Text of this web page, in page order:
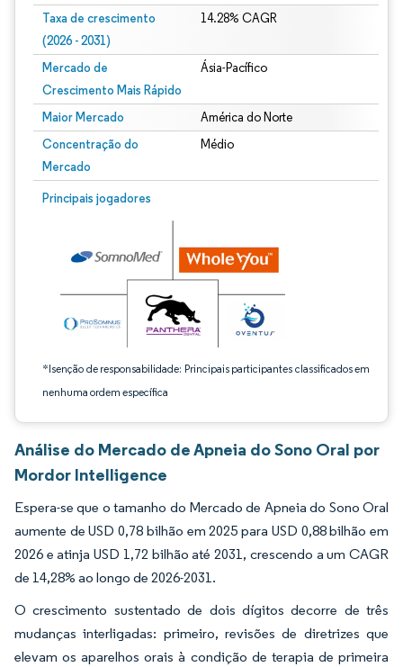
Taxa de crescimento
(2026 - 2031)
14.28% CAGR
Mercado de
Crescimento Mais Rápido
Ásia-Pacífico
Maior Mercado América do Norte
Concentração do
Mercado
Médio
Principais jogadores
*Isenção de responsabilidade: Principais participantes classificados em
nenhuma ordem específica
Imagem © Mordor Intelligence. O reuso requer atribuição conforme CC BY 4.0.
Análise do Mercado de Apneia do Sono Oral por
Mordor Intelligence
Espera-se que o tamanho do Mercado de Apneia do Sono Oral
aumente de USD 0,78 bilhão em 2025 para USD 0,88 bilhão em
2026 e atinja USD 1,72 bilhão até 2031, crescendo a um CAGR
de 14,28% ao longo de 2026-2031.
O crescimento sustentado de dois dígitos decorre de três
mudanças interligadas: primeiro, revisões de diretrizes que
elevam os aparelhos orais à condição de terapia de primeira